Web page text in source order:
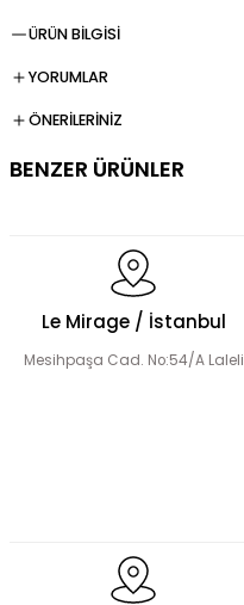
ÜRÜN BİLGİSİ
YORUMLAR
ÖNERİLERİNİZ
BENZER ÜRÜNLER
Le Mirage / İstanbul
Mesihpaşa Cad. No:54/A Laleli